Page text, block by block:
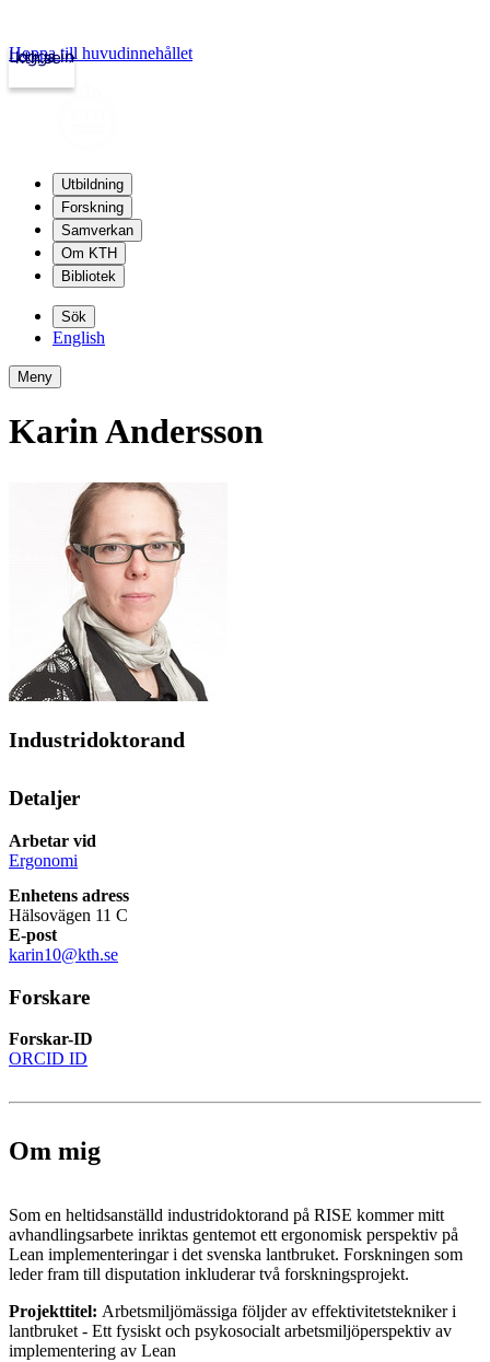
kth.se
Logga in
Hoppa till huvudinnehållet
Utbildning
Forskning
Samverkan
Om KTH
Bibliotek
Sök
English
Meny
Karin Andersson
Industridoktorand
Detaljer
Arbetar vid
Ergonomi
Enhetens adress
Hälsovägen 11 C
E-post
karin10@kth.se
Forskare
Forskar-ID
ORCID ID
Om mig
Som en heltidsanställd industridoktorand på RISE kommer mitt
avhandlingsarbete inriktas gentemot ett ergonomisk perspektiv på
Lean implementeringar i det svenska lantbruket. Forskningen som
leder fram till disputation inkluderar två forskningsprojekt.
Projekttitel: Arbetsmiljömässiga följder av effektivitetstekniker i
lantbruket - Ett fysiskt och psykosocialt arbetsmiljöperspektiv av
implementering av Lean